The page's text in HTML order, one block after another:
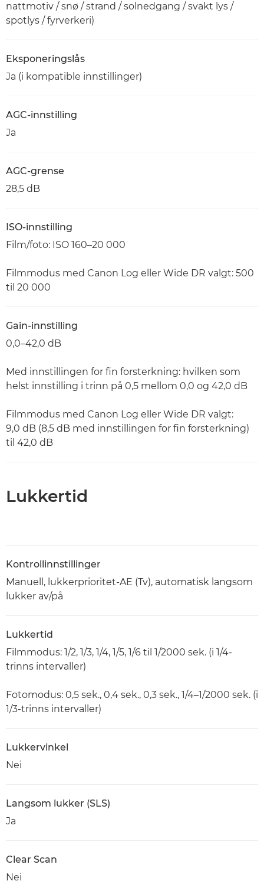
nattmotiv / snø / strand / solnedgang / svakt lys /
spotlys / fyrverkeri)
Eksponeringslås
Ja (i kompatible innstillinger)
AGC-innstilling
Ja
AGC-grense
28,5 dB
ISO-innstilling
Film/foto: ISO 160–20 000
Filmmodus med Canon Log eller Wide DR valgt: 500
til 20 000
Gain-innstilling
0,0–42,0 dB
Med innstillingen for fin forsterkning: hvilken som
helst innstilling i trinn på 0,5 mellom 0,0 og 42,0 dB
Filmmodus med Canon Log eller Wide DR valgt:
9,0 dB (8,5 dB med innstillingen for fin forsterkning)
til 42,0 dB
Lukkertid
Kontrollinnstillinger
Manuell, lukkerprioritet-AE (Tv), automatisk langsom
lukker av/på
Lukkertid
Filmmodus: 1/2, 1/3, 1/4, 1/5, 1/6 til 1/2000 sek. (i 1/4-
trinns intervaller)
Fotomodus: 0,5 sek., 0,4 sek., 0,3 sek., 1/4–1/2000 sek. (i
1/3-trinns intervaller)
Lukkervinkel
Nei
Langsom lukker (SLS)
Ja
Clear Scan
Nei